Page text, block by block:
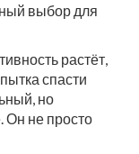
выбор для
растёт,
спасти
но
Он не просто